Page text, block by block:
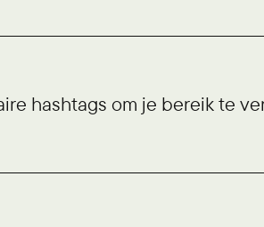
hashtags om je bereik te